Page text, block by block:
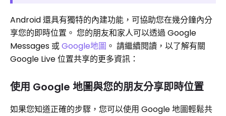
Android 還具有獨特的內建功能，可協助您在幾分鐘內分
享您的即時位置。 您的朋友和家人可以透過 Google
Messages 或Google地圖 。 請繼續閱讀，以了解有關
Google Live 位置共享的更多資訊：
使用 Google 地圖與您的朋友分享即時位置
如果您知道正確的步驟，您可以使用 Google 地圖輕鬆共